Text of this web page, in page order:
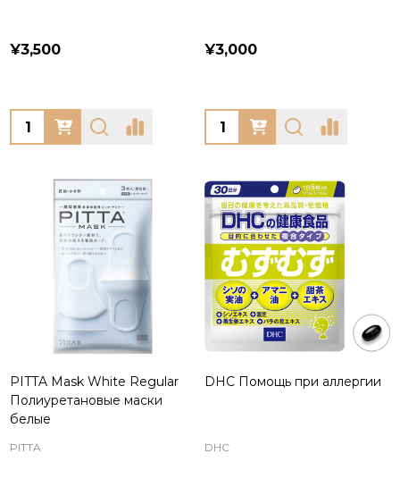
¥3,500
Quantity:
¥3,000
Quantity:
PITTA Mask White Regular
Полиуретановые маски
белые
PITTA
DHC Помощь при аллергии
DHC